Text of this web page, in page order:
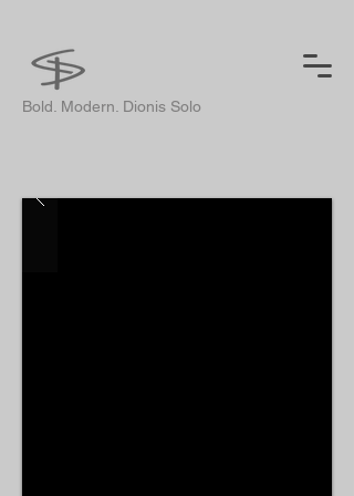
Bold. Modern. Dionis Solo